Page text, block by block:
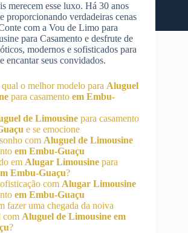
merecem esse luxo. Há 30 anos
proporcionando verdadeiras cenas
com a Vou de Limo para
para Casamento e desfrute de
modernos e sofisticados para
encantar seus convidados.
o melhor modelo para Aluguel
para casamento em Embu-
de Limousine para casamento
e se emocione
com Aluguel de Limousine
em Embu-Guaçu
em Alugar Limousine para
Embu-Guaçu?
com Alugar Limousine
em Embu-Guaçu
fazer uma chegada da noiva
com Aluguel de Limousine em
?